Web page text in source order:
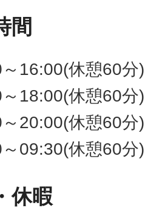
間
16:00(休憩60分)
18:00(休憩60分)
20:00(休憩60分)
09:30(休憩60分)
休暇